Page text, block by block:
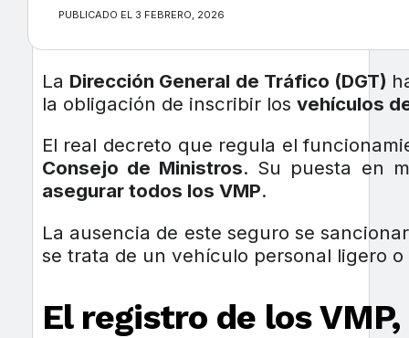
PUBLICADO EL 3 FEBRERO, 2026
La Dirección General de Tráfico (DGT)
la obligación de inscribir los vehículos
El real decreto que regula el
Consejo de Ministros. Su puesta en
asegurar todos los VMP.
La ausencia de este seguro se
se trata de un vehículo personal ligero
El registro de los